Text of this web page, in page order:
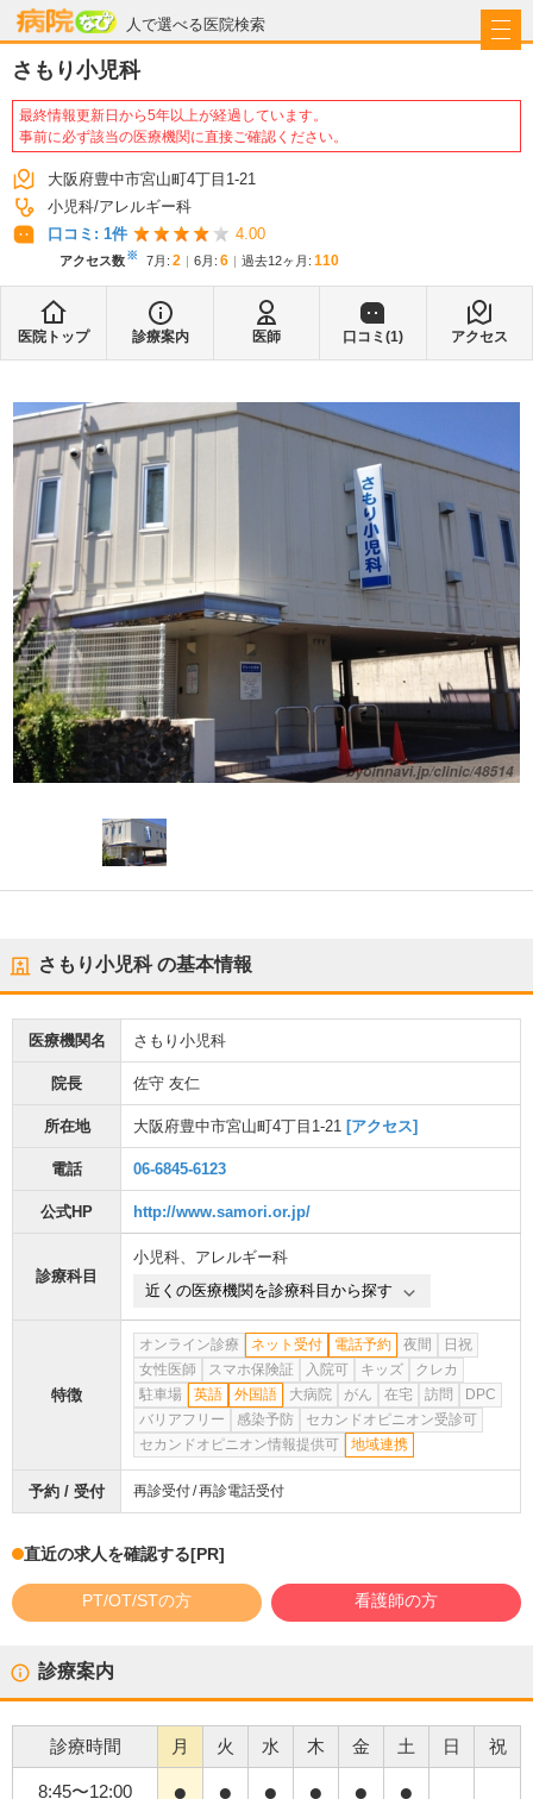
人で選べる医院検索
病院なび
さもり小児科
最終情報更新日から5年以上が経過しています。
事前に必ず該当の医療機関に直接ご確認ください。
大阪府豊中市宮山町4丁目1-21
小児科 アレルギー科
口コミ: 1件 4.00
アクセス数※ 7月 : 2 6月 : 6 過去12ヶ月: 110
医院トップ 診療案内 医師 口コミ(1) アクセス
さもり小児科の基本情報
医療機関名 さもり小児科
院長 佐守 友仁
所在地 大阪府豊中市宮山町4丁目1-21 [アクセス]
電話 06-6845-6123
公式HP http://www.samori.or.jp/
診療科目
小児科、 アレルギー科
近くの医療機関を診療科目から探す
特徴
オンライン診療 ネット受付 電話予約 夜間
日祝
女性医師
スマホ保険証 入院可 キッズ
クレカ
駐車場
英語 外国語 大病院 がん 在宅 訪問
DPC
バリアフリー
感染予防
セカンドオピニオン受診可
セカンドオピニオン情報提供可
地域連携
予約 / 受付 再診受付 再診電話受付
直近の求人を確認する[PR]
PT/OT/STの方 看護師の方
診療案内
診療時間 月 火 水 木 金 土 日 祝
8:45〜12:00 ● ● ● ● ● ●